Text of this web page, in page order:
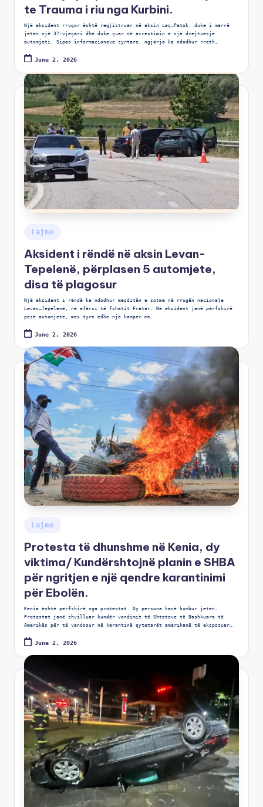
te Trauma i riu nga Kurbini.
Një aksident rrugor është regjistruar në aksin Laç–Patok, duke i marrë
jetën një 37-vjeçari dhe duke çuar në arrestimin e një drejtuesje
automjeti. Sipas informacioneve zyrtare, ngjarja ka ndodhur rreth…
June 2, 2026
Lajme
Aksident i rëndë në aksin Levan-
Tepelenë, përplasen 5 automjete,
disa të plagosur
Një aksident i rëndë ka ndodhur mesditën e sotme në rrugën nacionale
Levan–Tepelenë, në afërsi të fshatit Fratar. Në aksident janë përfshirë
pesë automjete, mes tyre edhe një kamper me…
June 2, 2026
Lajme
Protesta të dhunshme në Kenia, dy
viktima/ Kundërshtojnë planin e SHBA
për ngritjen e një qendre karantinimi
për Ebolën.
Kenia është përfshirë nga protestat. Dy persona kanë humbur jetën.
Protestat janë zhvilluar kundër vendimit të Shteteve të Bashkuara të
Amerikës për të vendosur në karantinë qytetarët amerikanë të ekspozuar…
June 2, 2026